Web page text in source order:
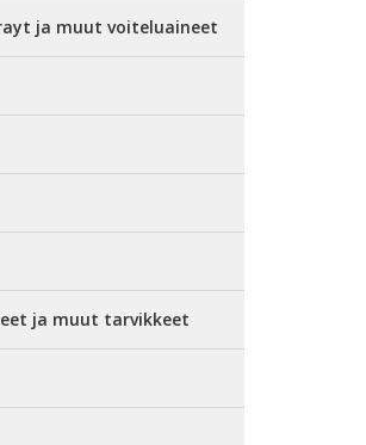
ja muut voiteluaineet
ja muut tarvikkeet